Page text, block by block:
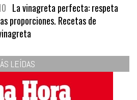
La vinagreta perfecta: respeta
proporciones. Recetas de
LEÍDAS